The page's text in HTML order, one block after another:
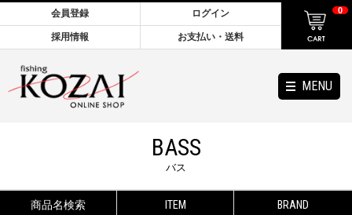
MENU
会員登録 ログイン
採用情報 お支払い・送料
0
BASS
バス
商品名検索 ITEM BRAND